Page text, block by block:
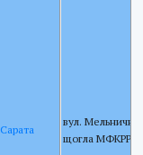
Сарата
вул. Мельнична
щогла МФКРРТ